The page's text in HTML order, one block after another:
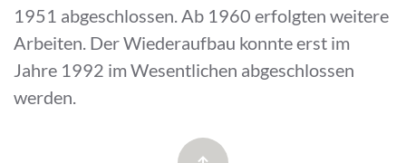
1951 abgeschlossen. Ab 1960 erfolgten weitere
Arbeiten. Der Wiederaufbau konnte erst im
Jahre 1992 im Wesentlichen abgeschlossen
werden.